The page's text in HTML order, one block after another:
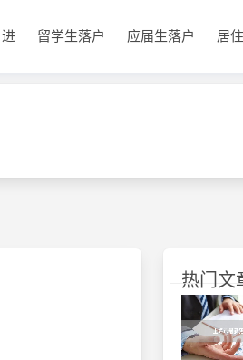
留学生落户 应届生落户 居
热门文